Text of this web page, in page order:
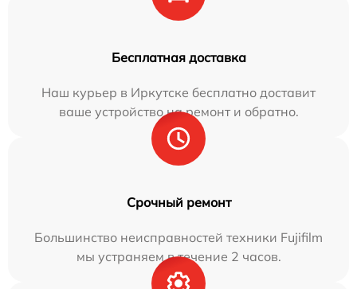
Бесплатная доставка
Наш курьер в Иркутске бесплатно доставит
ваше устройство на ремонт и обратно.
Срочный ремонт
Большинство неисправностей техники Fujifilm
мы устраняем в течение 2 часов.